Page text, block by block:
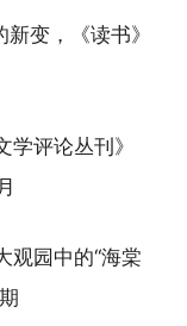
变，《读书》
评论丛刊》
观园中的“海棠